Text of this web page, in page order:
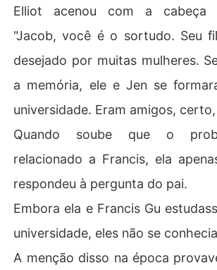
Elliot acenou com a cabeça
"Jacob, você é o sortudo. Seu
desejado por muitas mulheres.
a memória, ele e Jen se
universidade. Eram amigos,
Quando soube que o
relacionado a Francis, ela
respondeu à pergunta do pai.
Embora ela e Francis Gu
universidade, eles não se
A menção disso na época